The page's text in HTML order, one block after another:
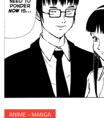
ANIME - MANGA